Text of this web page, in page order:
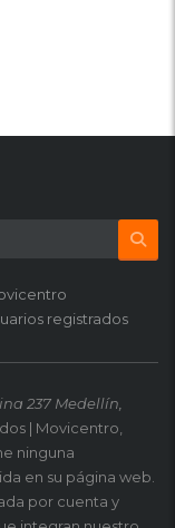
registrados
237 Medellín,
| Movicentro,
ninguna
en su página web.
por cuenta y